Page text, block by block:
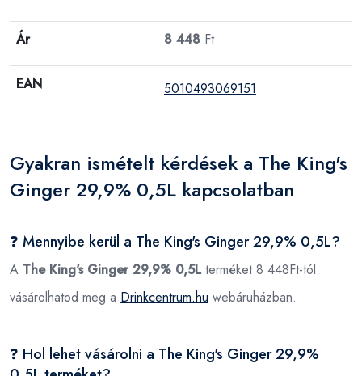
Ár 8 448 Ft
EAN 5010493069151
Gyakran ismételt kérdések a The King's
Ginger 29,9% 0,5L kapcsolatban
❓ Mennyibe kerül a The King's Ginger 29,9% 0,5L?
A The King's Ginger 29,9% 0,5Lterméket 8 448Ft-tól
vásárolhatod meg a Drinkcentrum.hu webáruházban.
❓ Hol lehet vásárolni a The King's Ginger 29,9%